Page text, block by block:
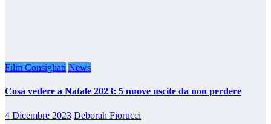
Film Consigliati News
Cosa vedere a Natale 2023: 5 nuove uscite da non perdere
4 Dicembre 2023 Deborah Fiorucci